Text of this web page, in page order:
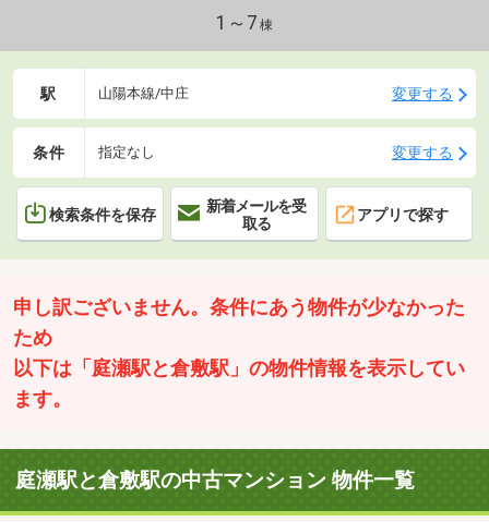
1～7 棟
駅 山陽本線/中庄 変更する
条件 指定なし 変更する
検索条件を保存
新着メールを受
取る
アプリで探す
申し訳ございません。条件にあう物件が少なかった
ため
以下は「庭瀬駅と倉敷駅」の物件情報を表示してい
ます。
庭瀬駅と倉敷駅の中古マンション 物件一覧